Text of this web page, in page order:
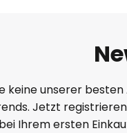
keine unserer
Jetzt
Ihrem ersten